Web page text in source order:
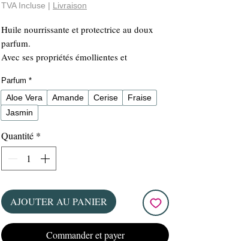
TVA Incluse | Livraison
Huile nourrissante et protectrice au doux
parfum.
Avec ses propriétés émollientes et
et les fissures dans les cuticules, et apporte
de l'élasticité à celles-ci.
Parfum doux et agréable : Amande, Aloe
Facile à appliquer avec son pinceau. Flacon
de 15 ml.
Parfum *
Aloe Vera Amande Cerise
Fraise
Jasmin
Quantité *
AJOUTER AU PANIER
Commander et payer